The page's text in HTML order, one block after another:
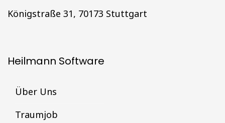
Königstraße 31, 70173 Stuttgart
Heilmann Software
Über Uns
Traumjob